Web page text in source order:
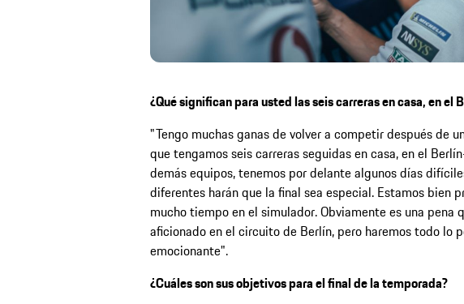
¿Qué significan para usted las seis carreras en casa, en el
"Tengo muchas ganas de volver a competir después de
que tengamos seis carreras seguidas en casa, en el
demás equipos, tenemos por delante algunos días
diferentes harán que la final sea especial. Estamos bien
mucho tiempo en el simulador. Obviamente es una pena
aficionado en el circuito de Berlín, pero haremos todo lo
emocionante".
¿Cuáles son sus objetivos para el final de la temporada?